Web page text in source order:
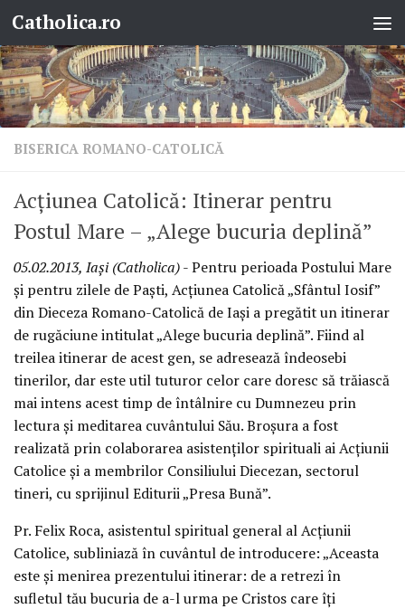
Skip to content
Catholica.ro
BISERICA ROMANO-CATOLICĂ
Acţiunea Catolică: Itinerar pentru
Postul Mare – „Alege bucuria deplină”
05.02.2013, Iaşi (Catholica)- Pentru perioada Postului Mare
şi pentru zilele de Paşti, Acţiunea Catolică „Sfântul Iosif”
din Dieceza Romano-Catolică de Iaşi a pregătit un itinerar
de rugăciune intitulat „Alege bucuria deplină”. Fiind al
treilea itinerar de acest gen, se adresează îndeosebi
tinerilor, dar este util tuturor celor care doresc să trăiască
mai intens acest timp de întâlnire cu Dumnezeu prin
lectura şi meditarea cuvântului Său. Broşura a fost
realizată prin colaborarea asistenţilor spirituali ai Acţiunii
Catolice şi a membrilor Consiliului Diecezan, sectorul
tineri, cu sprijinul Editurii „Presa Bună”.
Pr. Felix Roca, asistentul spiritual general al Acţiunii
Catolice, subliniază în cuvântul de introducere: „Aceasta
este şi menirea prezentului itinerar: de a retrezi în
sufletul tău bucuria de a-l urma pe Cristos care îţi